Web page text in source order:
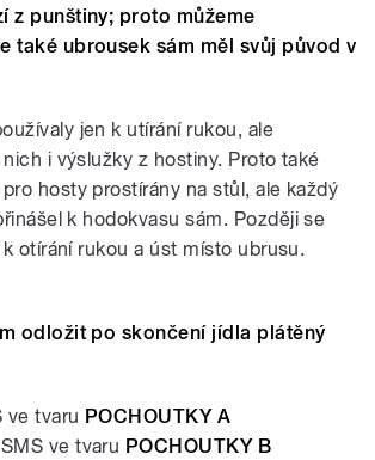
z punštiny; proto můžeme
také ubrousek sám měl svůj původ v
jen k utírání rukou, ale
i výslužky z hostiny. Proto také
hosty prostírány na stůl, ale každý
k hodokvasu sám. Později se
otírání rukou a úst místo ubrusu.
odložit po skončení jídla plátěný
ve tvaru POCHOUTKY A
ve tvaru POCHOUTKY B